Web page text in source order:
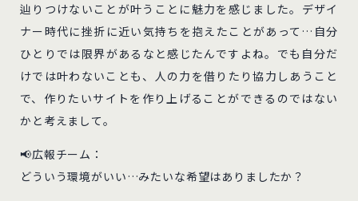
辿りつけないことが叶うことに魅力を感じました。デザイ
ナー時代に挫折に近い気持ちを抱えたことがあって…自分
ひとりでは限界があるなと感じたんですよね。でも自分だ
けでは叶わないことも、人の力を借りたり協力しあうこと
で、作りたいサイトを作り上げることができるのではない
かと考えまして。
📢広報チーム：
どういう環境がいい…みたいな希望はありましたか？